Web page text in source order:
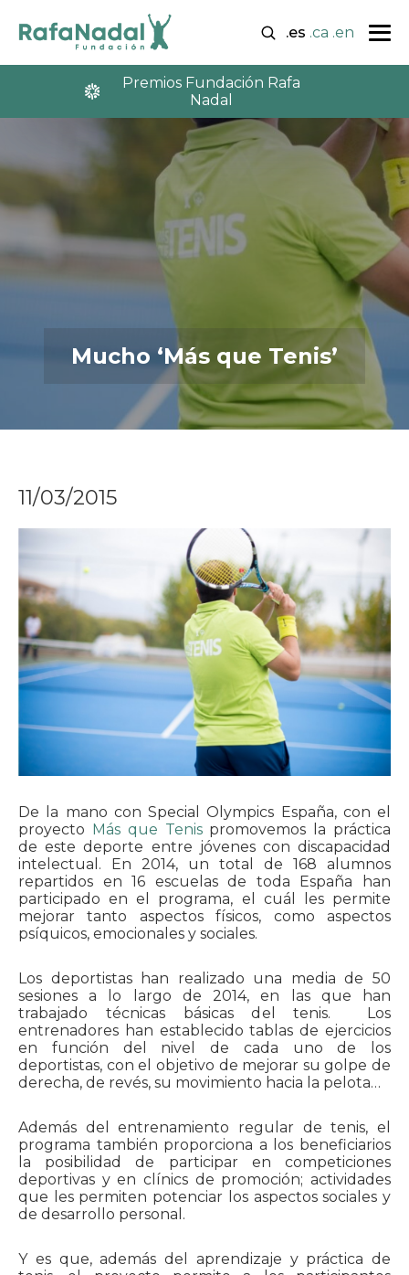
.es .ca .en
Premios Fundación Rafa
Nadal
Mucho ‘Más que Tenis’
11/03/2015
De la mano con Special Olympics España, con el
proyecto Más que Tenispromovemos la práctica
de este deporte entre jóvenes con discapacidad
intelectual. En 2014, un total de 168 alumnos
repartidos en 16 escuelas de toda España han
participado en el programa, el cuál les permite
mejorar tanto aspectos físicos, como aspectos
psíquicos, emocionales y sociales.
Los deportistas han realizado una media de 50
sesiones a lo largo de 2014, en las que han
trabajado técnicas básicas del tenis. Los
entrenadores han establecido tablas de ejercicios
en función del nivel de cada uno de los
deportistas, con el objetivo de mejorar su golpe de
derecha, de revés, su movimiento hacia la pelota…
Además del entrenamiento regular de tenis, el
programa también proporciona a los beneficiarios
la posibilidad de participar en competiciones
deportivas y en clínics de promoción; actividades
que les permiten potenciar los aspectos sociales y
de desarrollo personal.
Y es que, además del aprendizaje y práctica de